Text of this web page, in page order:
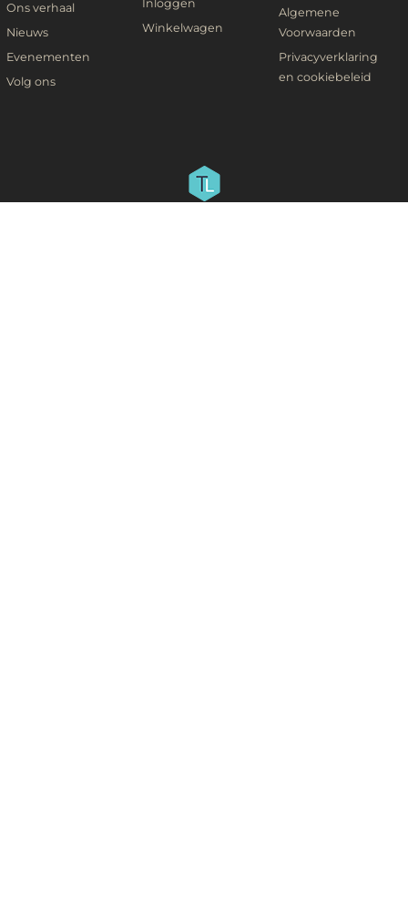
Ons verhaal
Nieuws
Evenementen
Volg ons
Inloggen
Winkelwagen
Algemene
Voorwaarden
Privacyverklaring
en cookiebeleid